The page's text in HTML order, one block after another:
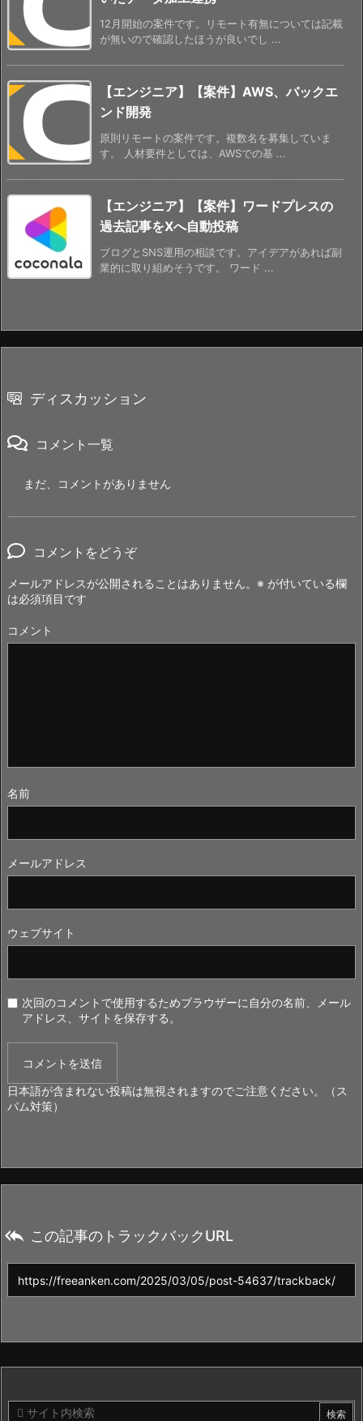
12月開始の案件です。リモート有無については記載
が無いので確認したほうが良いでし ...
【エンジニア】【案件】AWS、バックエ
ンド開発
原則リモートの案件です。複数名を募集していま
す。 人材要件としては、AWSでの基 ...
【エンジニア】【案件】ワードプレスの
過去記事をXへ自動投稿
ブログとSNS運用の相談です。アイデアがあれば副
業的に取り組めそうです。 ワード ...
ディスカッション
コメント一覧
まだ、コメントがありません
コメントをどうぞ
メールアドレスが公開されることはありません。 ※ が付いている欄
は必須項目です
コメント
名前
メールアドレス
ウェブサイト
次回のコメントで使用するためブラウザーに自分の名前、メール
アドレス、サイトを保存する。
日本語が含まれない投稿は無視されますのでご注意ください。（ス
パム対策）
 この記事のトラックバックURL